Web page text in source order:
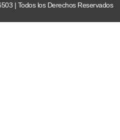
| Todos los Derechos Reservados